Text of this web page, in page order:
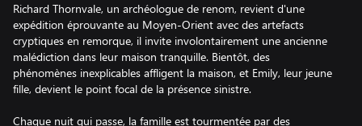
Richard Thornvale, un archéologue de renom, revient d'une
expédition éprouvante au Moyen-Orient avec des artefacts
cryptiques en remorque, il invite involontairement une ancienne
malédiction dans leur maison tranquille. Bientôt, des
phénomènes inexplicables affligent la maison, et Emily, leur jeune
fille, devient le point focal de la présence sinistre.
Chaque nuit qui passe, la famille est tourmentée par des